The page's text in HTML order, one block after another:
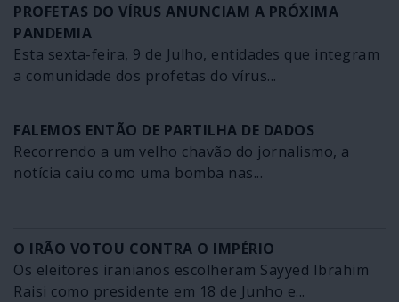
PROFETAS DO VÍRUS ANUNCIAM A PRÓXIMA
PANDEMIA
Esta sexta-feira, 9 de Julho, entidades que integram
a comunidade dos profetas do vírus...
FALEMOS ENTÃO DE PARTILHA DE DADOS
Recorrendo a um velho chavão do jornalismo, a
notícia caiu como uma bomba nas...
O IRÃO VOTOU CONTRA O IMPÉRIO
Os eleitores iranianos escolheram Sayyed Ibrahim
Raisi como presidente em 18 de Junho e...